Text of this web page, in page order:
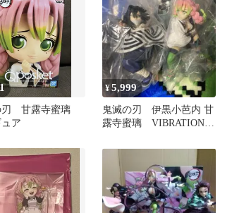
刃 甘露寺蜜璃
ア
¥5,999
鬼滅の刃 伊黒小芭内 甘
露寺蜜璃 VIBRATION